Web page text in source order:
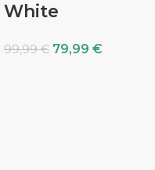
White
99,99€ 79,99 €